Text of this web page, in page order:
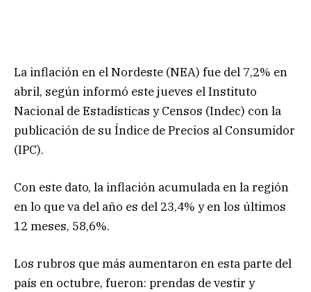
La inflación en el Nordeste (NEA) fue del 7,2% en
abril, según informó este jueves el Instituto
Nacional de Estadísticas y Censos (Indec) con la
publicación de su Índice de Precios al Consumidor
(IPC).
Con este dato, la inflación acumulada en la región
en lo que va del año es del 23,4% y en los últimos
12 meses, 58,6%.
Los rubros que más aumentaron en esta parte del
país en octubre, fueron: prendas de vestir y